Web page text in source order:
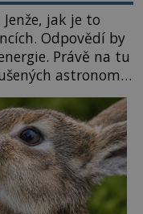
jak je to
Odpovědí by
Právě na tu
astronomů.
kometu!
a Gary Bernstein
snímky v rámci